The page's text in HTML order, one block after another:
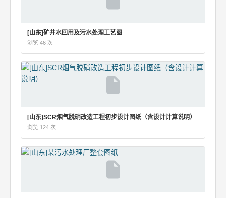
[山东]矿井水回用及污水处理工艺图
浏览 46 次
[山东]SCR烟气脱硝改造工程初步设计图纸（含设计计算说明）
浏览 124 次